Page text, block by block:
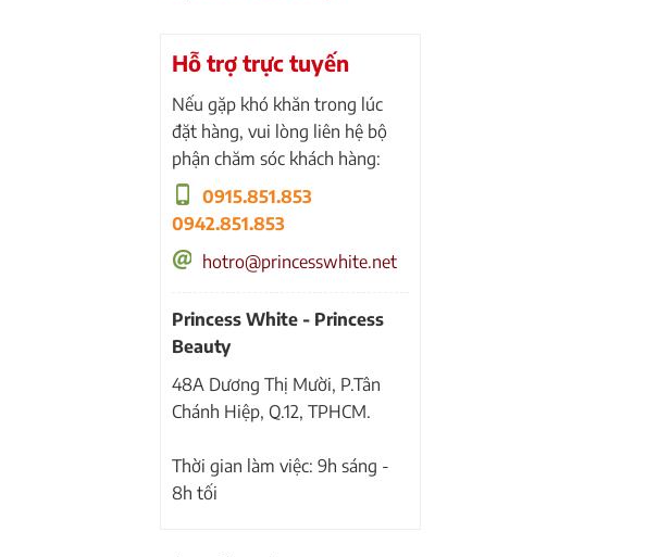
Hỗ trợ trực tuyến
Nếu gặp khó khăn trong lúc
đặt hàng, vui lòng liên hệ bộ
phận chăm sóc khách hàng:
0915.851.853
0942.851.853
hotro@princesswhite.net
Princess White - Princess
Beauty
48A Dương Thị Mười, P.Tân
Chánh Hiệp, Q.12, TPHCM.
Thời gian làm việc: 9h sáng -
8h tối